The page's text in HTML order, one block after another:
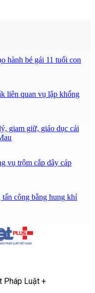
hành bé gái 11 tuổi con
liên quan vụ lập khống
giam giữ, giáo dục cải
vụ trộm cắp dây cáp
công bằng hung khí
Pháp Luật +